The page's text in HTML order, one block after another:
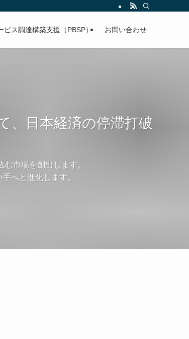
ビス調達構築支援（PBSP） お問い合わせ
、日本経済の停滞打破
む市場を創出します。
手へと進化します。